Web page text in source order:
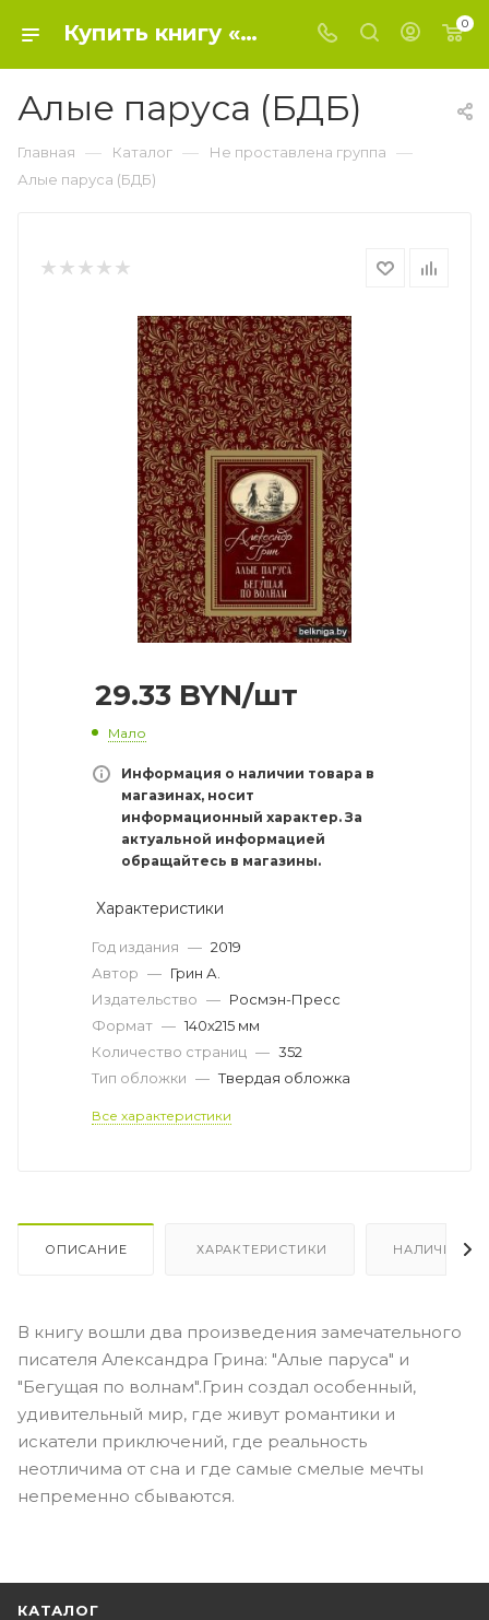
Купить книгу «Алые паруса (БДБ)» 2019, Грин А. - Не проставлена группа 0
Алые паруса (БДБ)
Главная — Каталог — Не проставлена группа —
Алые паруса (БДБ)
29.33 BYN/шт
Мало
Информация о наличии товара в
магазинах, носит
информационный характер. За
актуальной информацией
обращайтесь в магазины.
Характеристики
Год издания — 2019
Автор — Грин А.
Издательство — Росмэн-Пресс
Формат — 140x215 мм
Количество страниц — 352
Тип обложки — Твердая обложка
Все характеристики
ОПИСАНИЕ ХАРАКТЕРИСТИКИ НАЛИЧИЕ
В книгу вошли два произведения замечательного
писателя Александра Грина: "Алые паруса" и
"Бегущая по волнам".Грин создал особенный,
удивительный мир, где живут романтики и
искатели приключений, где реальность
неотличима от сна и где самые смелые мечты
непременно сбываются.
КАТАЛОГ